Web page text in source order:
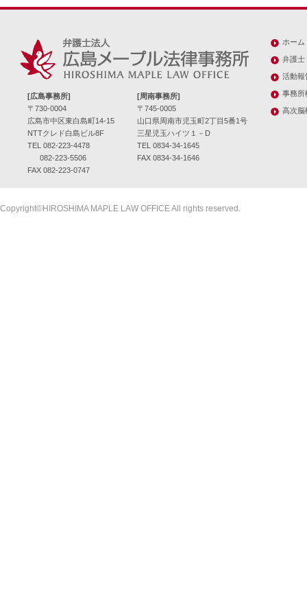
[広島事務所]
〒730-0004
広島市中区東白島町14-15
NTTクレド白島ビル8F
TEL 082-223-4478
082-223-5506
FAX 082-223-0747
[周南事務所]
〒745-0005
山口県周南市児玉町2丁目5番1号
三星児玉ハイツ１－D
TEL 0834-34-1645
FAX 0834-34-1646
ホーム
弁護士
活動報
事務所
高次脳
Copyright©HIROSHIMA MAPLE LAW OFFICE All rights reserved.